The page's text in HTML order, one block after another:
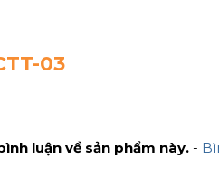
03
luận về sản phẩm này. -